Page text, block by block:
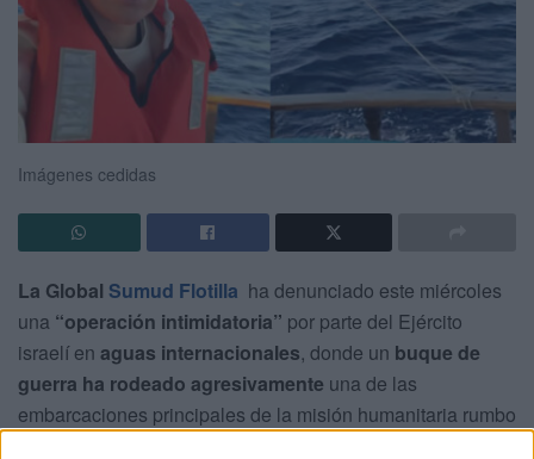
Imágenes cedidas
La Global Sumud Flotilla ha denunciado este miércoles
una “operación intimidatoria” por parte del Ejército
israelí en aguas internacionales, donde un buque de
guerra ha rodeado agresivamente una de las
embarcaciones principales de la misión humanitaria rumbo